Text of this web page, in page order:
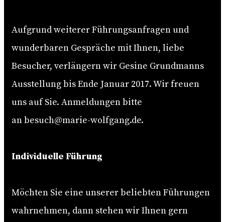
Aufgrund weiterer Führungsanfragen und
wunderbaren Gespräche mit Ihnen, liebe
Besucher, verlängern wir Gesine Grundmanns
Ausstellung bis Ende Januar 2017. Wir freuen
uns auf Sie. Anmeldungen bitte
anbesuch@marie-wolfgang.de.
Individuelle Führung
Möchten Sie eine unserer beliebten Führungen
wahrnehmen, dann stehen wir Ihnen gern